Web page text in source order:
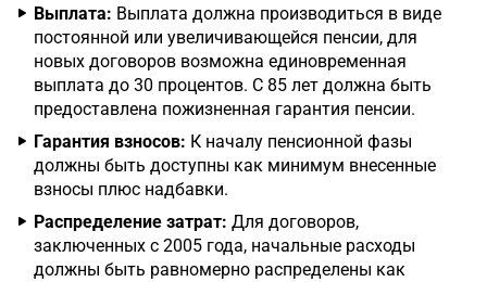
Выплата: Выплата должна производиться в виде
постоянной или увеличивающейся пенсии, для
новых договоров возможна единовременная
выплата до 30 процентов. С 85 лет должна быть
предоставлена пожизненная гарантия пенсии.
Гарантия взносов: К началу пенсионной фазы
должны быть доступны как минимум внесенные
взносы плюс надбавки.
Распределение затрат: Для договоров,
заключенных с 2005 года, начальные расходы
должны быть равномерно распределены как